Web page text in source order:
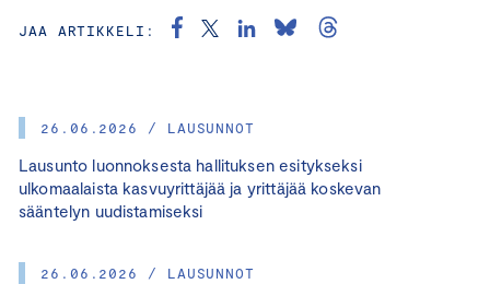
26.06.2026 / LAUSUNNOT
Lausunto luonnoksesta hallituksen esitykseksi
ulkomaalaista kasvuyrittäjää ja yrittäjää koskevan
sääntelyn uudistamiseksi
26.06.2026 / LAUSUNNOT
JAA ARTIKKELI: